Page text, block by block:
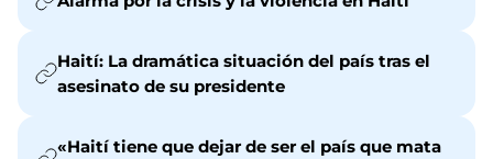
Haití: La dramática situación del país tras el
asesinato de su presidente
«Haití tiene que dejar de ser el país que mata